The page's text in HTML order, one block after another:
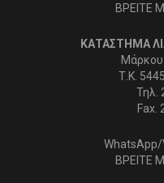
ΒΡΕΙΤΕ
ΚΑΤΑΣΤΗΜΑ
Τ.Κ.
Τηλ.
Fax.
WhatsApp/
ΒΡΕΙΤΕ